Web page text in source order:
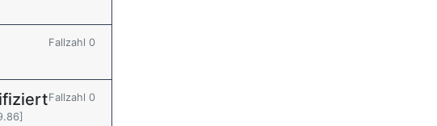
Fallzahl 0
Fallzahl 0